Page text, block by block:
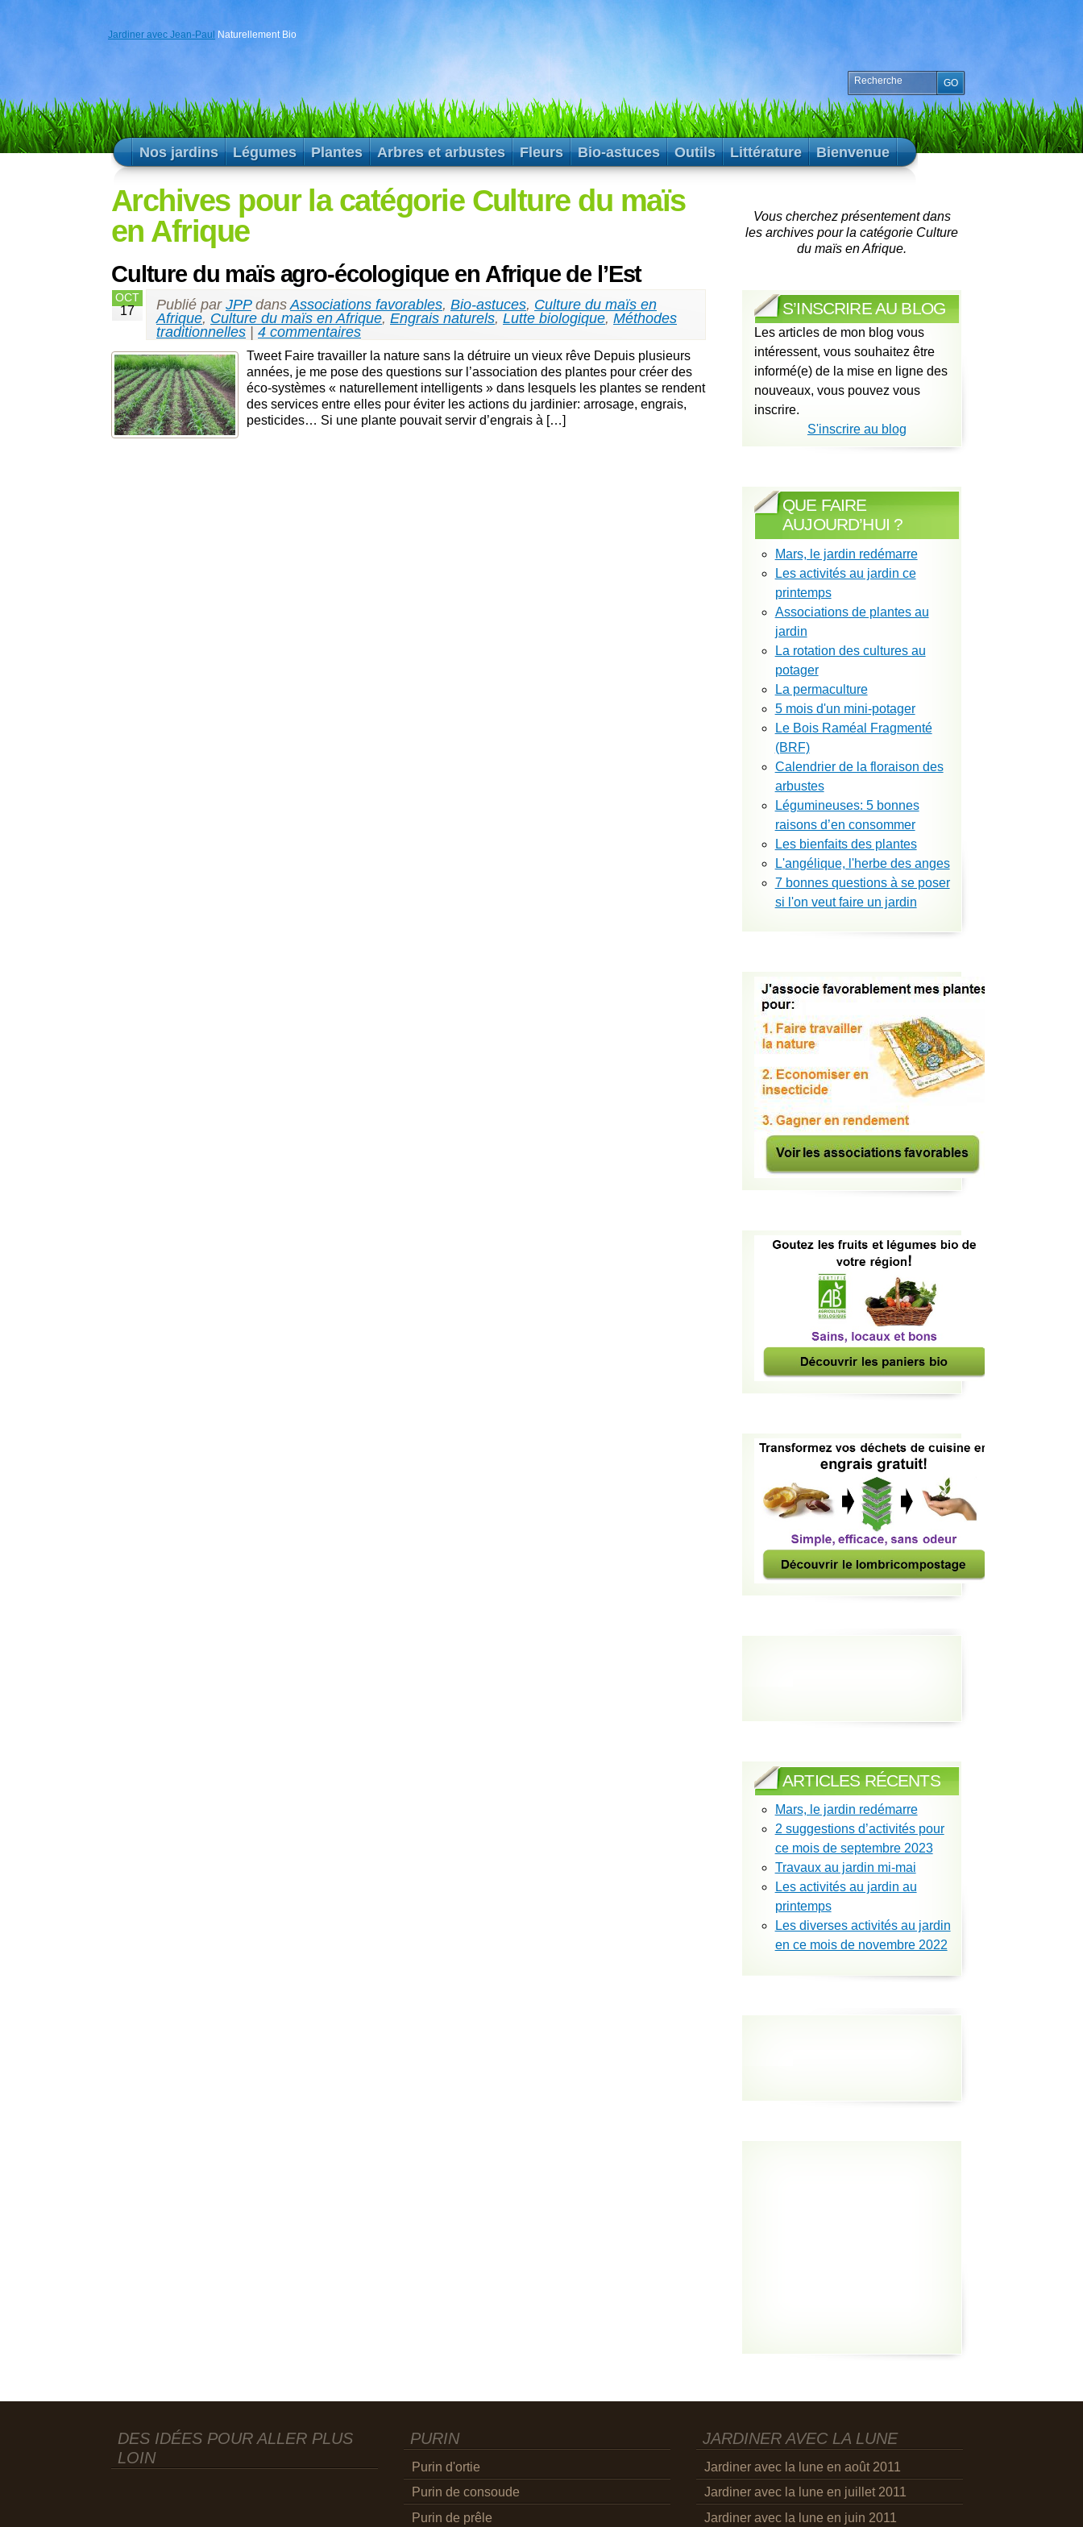
Jardiner avec Jean-Paul Naturellement Bio
Nos jardins Légumes Plantes Arbres et arbustes Fleurs Bio-astuces Outils Littérature Bienvenue
Archives pour la catégorie Culture du maïs
en Afrique
Culture du maïs agro-écologique en Afrique de l’Est
OCT
17 Publié par JPPdansAssociations favorables, Bio-astuces, Culture du maïs en
Afrique, Culture du maïs en Afrique, Engrais naturels, Lutte biologique, Méthodes
traditionnelles
4 commentaires
Tweet Faire travailler la nature sans la détruire un vieux rêve Depuis plusieurs
années, je me pose des questions sur l’association des plantes pour créer des
éco-systèmes « naturellement intelligents » dans lesquels les plantes se rendent
des services entre elles pour éviter les actions du jardinier: arrosage, engrais,
pesticides… Si une plante pouvait servir d’engrais à […]
Vous cherchez présentement dans
les archives pour la catégorie Culture
du maïs en Afrique.
S’INSCRIRE AU BLOG
Les articles de mon blog vous
intéressent, vous souhaitez être
informé(e) de la mise en ligne des
nouveaux, vous pouvez vous
inscrire.
S'inscrire au blog
QUE FAIRE
AUJOURD’HUI ?
Mars, le jardin redémarre
Les activités au jardin ce
printemps
Associations de plantes au
jardin
La rotation des cultures au
potager
La permaculture
5 mois d'un mini-potager
Le Bois Raméal Fragmenté
(BRF)
Calendrier de la floraison des
arbustes
Légumineuses: 5 bonnes
raisons d’en consommer
Les bienfaits des plantes
L'angélique, l'herbe des anges
7 bonnes questions à se poser
si l'on veut faire un jardin
ARTICLES RÉCENTS
Mars, le jardin redémarre
2 suggestions d’activités pour
ce mois de septembre 2023
Travaux au jardin mi-mai
Les activités au jardin au
printemps
Les diverses activités au jardin
en ce mois de novembre 2022
DES IDÉES POUR ALLER PLUS
LOIN
PURIN
Purin d'ortie
Purin de consoude
Purin de prêle
JARDINER AVEC LA LUNE
Jardiner avec la lune en août 2011
Jardiner avec la lune en juillet 2011
Jardiner avec la lune en juin 2011